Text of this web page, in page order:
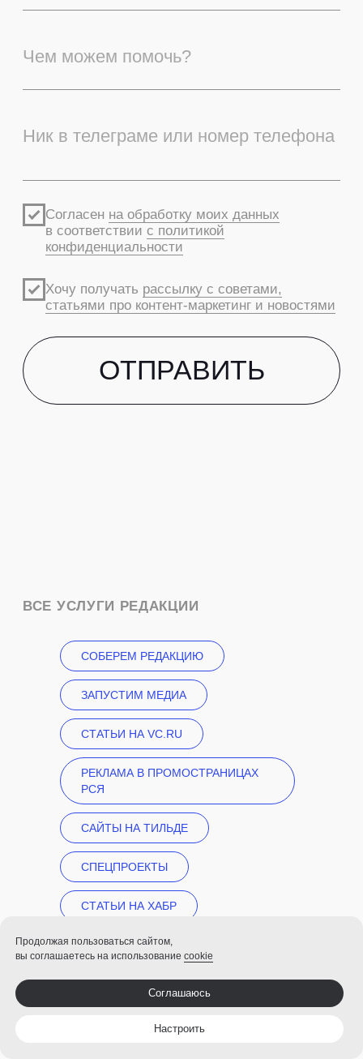
Продолжая пользоваться сайтом,
вы соглашаетесь на использование cookie
Соглашаюсь
Настроить
СОБЕРЕМ РЕДАКЦИЮ
ЗАПУСТИМ МЕДИА
СТАТЬИ НА VC.RU
РЕКЛАМА В ПРОМОСТРАНИЦАХ
РСЯ
САЙТЫ НА ТИЛЬДЕ
СПЕЦПРОЕКТЫ
CТАТЬИ НА ХАБР
ТЕКСТЫ ДЛЯ ПОИСКОВИКОВ
(SEO)
ДИЗАЙН И ВИДЕО